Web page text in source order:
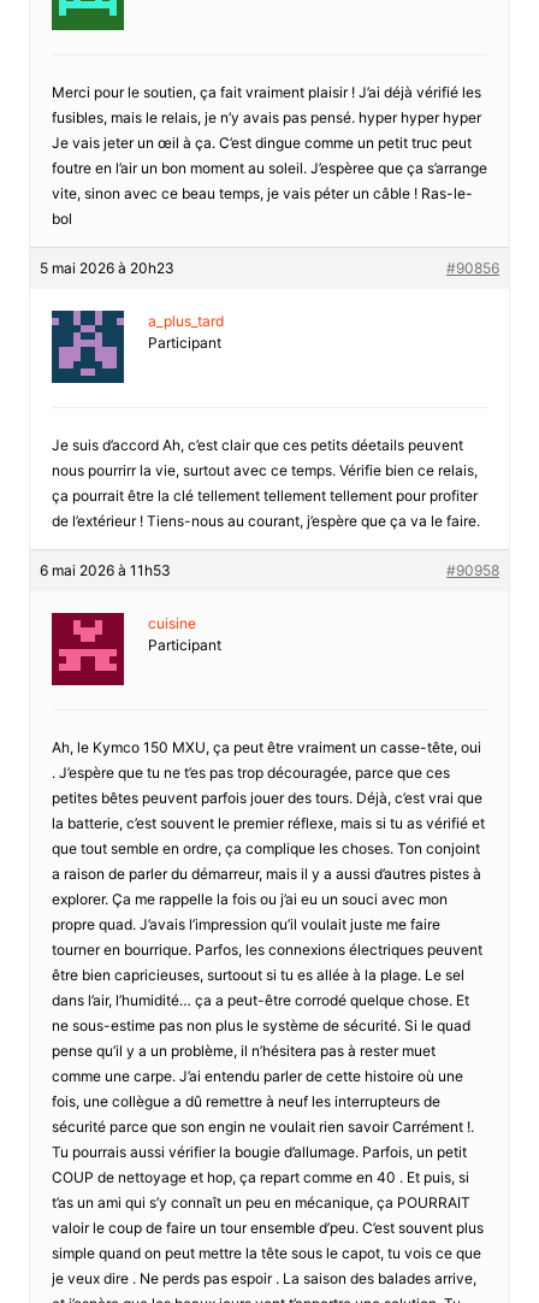
Merci pour le soutien, ça fait vraiment plaisir ! J’ai déjà vérifié les
fusibles, mais le relais, je n’y avais pas pensé. hyper hyper hyper
Je vais jeter un œil à ça. C’est dingue comme un petit truc peut
foutre en l’air un bon moment au soleil. J’espèree que ça s’arrange
vite, sinon avec ce beau temps, je vais péter un câble ! Ras-le-
bol
5 mai 2026 à 20h23 #90856
a_plus_tard
Participant
Je suis d’accord Ah, c’est clair que ces petits déetails peuvent
nous pourrirr la vie, surtout avec ce temps. Vérifie bien ce relais,
ça pourrait être la clé tellement tellement tellement pour profiter
de l’extérieur ! Tiens-nous au courant, j’espère que ça va le faire.
6 mai 2026 à 11h53 #90958
cuisine
Participant
Ah, le Kymco 150 MXU, ça peut être vraiment un casse-tête, oui
. J’espère que tu ne t’es pas trop découragée, parce que ces
petites bêtes peuvent parfois jouer des tours. Déjà, c’est vrai que
la batterie, c’est souvent le premier réflexe, mais si tu as vérifié et
que tout semble en ordre, ça complique les choses. Ton conjoint
a raison de parler du démarreur, mais il y a aussi d’autres pistes à
explorer. Ça me rappelle la fois ou j’ai eu un souci avec mon
propre quad. J’avais l’impression qu’il voulait juste me faire
tourner en bourrique. Parfos, les connexions électriques peuvent
être bien capricieuses, surtoout si tu es allée à la plage. Le sel
dans l’air, l’humidité… ça a peut-être corrodé quelque chose. Et
ne sous-estime pas non plus le système de sécurité. Si le quad
pense qu’il y a un problème, il n’hésitera pas à rester muet
comme une carpe. J’ai entendu parler de cette histoire où une
fois, une collègue a dû remettre à neuf les interrupteurs de
sécurité parce que son engin ne voulait rien savoir Carrément !.
Tu pourrais aussi vérifier la bougie d’allumage. Parfois, un petit
COUP de nettoyage et hop, ça repart comme en 40 . Et puis, si
t’as un ami qui s’y connaît un peu en mécanique, ça POURRAIT
valoir le coup de faire un tour ensemble d’peu. C’est souvent plus
simple quand on peut mettre la tête sous le capot, tu vois ce que
je veux dire . Ne perds pas espoir . La saison des balades arrive,